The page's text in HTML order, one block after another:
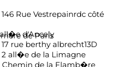
de Paris
146 Rue Vestrepainrdc côté
all�e d'Ancely
17 rue berthy albrecht13D
2 all�e de la Limagne
Chemin de la Flamb�re